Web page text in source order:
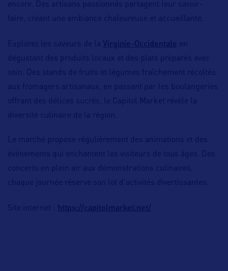
encore. Des artisans passionnés partagent leur savoir-
faire, créant une ambiance chaleureuse et accueillante.
Explorez les saveurs de la Virginie-Occidentale en
dégustant des produits locaux et des plats préparés avec
soin. Des stands de fruits et légumes fraîchement récoltés
aux fromagers artisanaux, en passant par les boulangeries
offrant des délices sucrés, le Capitol Market révèle la
diversité culinaire de la région.
Le marché propose régulièrement des animations et des
événements qui enchantent les visiteurs de tous âges. Des
concerts en plein air aux démonstrations culinaires,
chaque journée réserve son lot d’activités divertissantes.
Site internet : https://capitolmarket.net/